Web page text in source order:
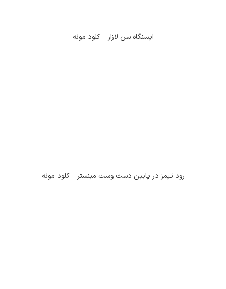
ایستگاه سن لازار – کلود مونه
رود تیمز در پایین دست وست مینستر – کلود مونه